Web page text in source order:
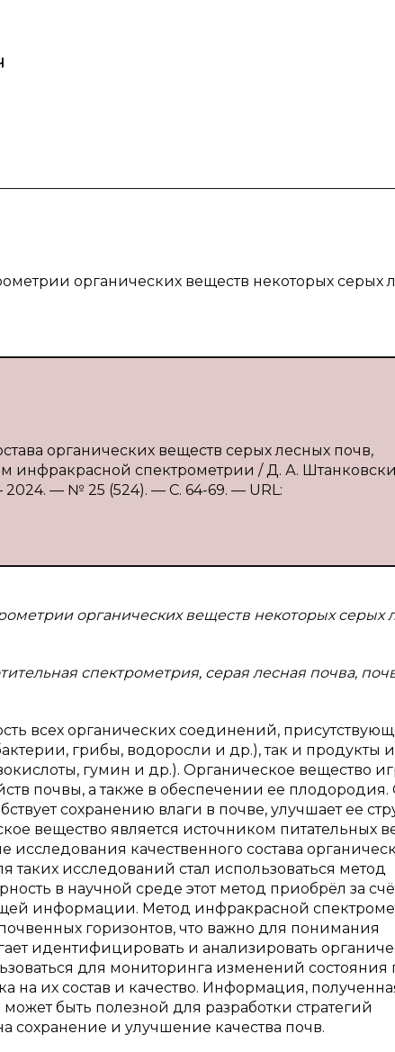
органических веществ некоторых серых
органических веществ серых лесных почв,
инфракрасной спектрометрии / Д. А.
— № 25 (524). — С. 64-69. — URL:
органических веществ некоторых серых
спектрометрия, серая лесная почва,
всех органических соединений,
грибы, водоросли и др.), так и продукты
гумин и др.). Органическое вещество
почвы, а также в обеспечении ее плодородия.
сохранению влаги в почве, улучшает ее
вещество является источником питательных
качественного состава
исследований стал использоваться метод
в научной среде этот метод приобрёл за
информации. Метод инфракрасной
горизонтов, что важно для понимания
идентифицировать и анализировать
для мониторинга изменений состояния
на их состав и качество. Информация,
быть полезной для разработки стратегий
сохранение и улучшение качества почв.